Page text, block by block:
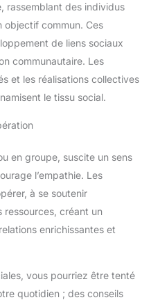
rassemblant des individus
objectif commun. Ces
de liens sociaux
communautaire. Les
et les réalisations collectives
le tissu social.
en groupe, suscite un sens
l’empathie. Les
à se soutenir
ressources, créant un
enrichissantes et
vous pourriez être tenté
quotidien ; des conseils